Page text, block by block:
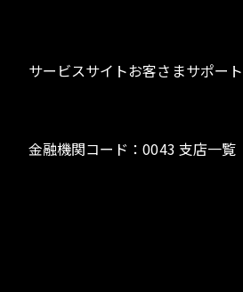
サービスサイトお客さまサポート
金融機関コード：0043 支店一覧